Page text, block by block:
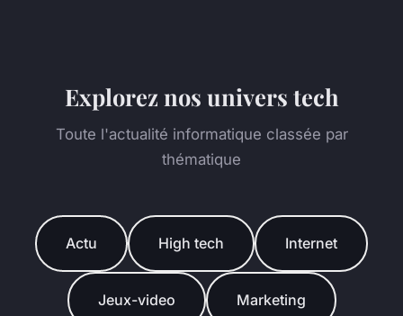
Explorez nos univers tech
Toute l'actualité informatique classée par
thématique
Actu High tech Internet
Jeux-video Marketing